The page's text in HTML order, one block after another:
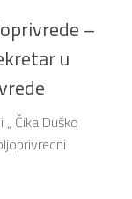
–
u
Čika Duško